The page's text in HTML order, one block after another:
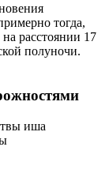
тогда,
на расстоянии 17
полуночи.
иша